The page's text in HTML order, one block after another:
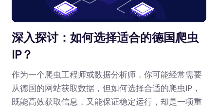
深入探讨：如何选择适合的德国爬虫
IP？
作为一个爬虫工程师或数据分析师，你可能经常需要
从德国的网站获取数据，但如何选择合适的爬虫IP，
既能高效获取信息，又能保证稳定运行，却是一项重